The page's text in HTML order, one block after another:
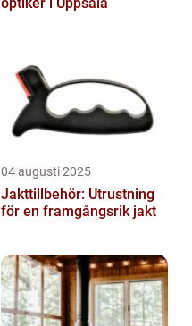
04 augusti 2025
Jakttillbehör: Utrustning
för en framgångsrik jakt